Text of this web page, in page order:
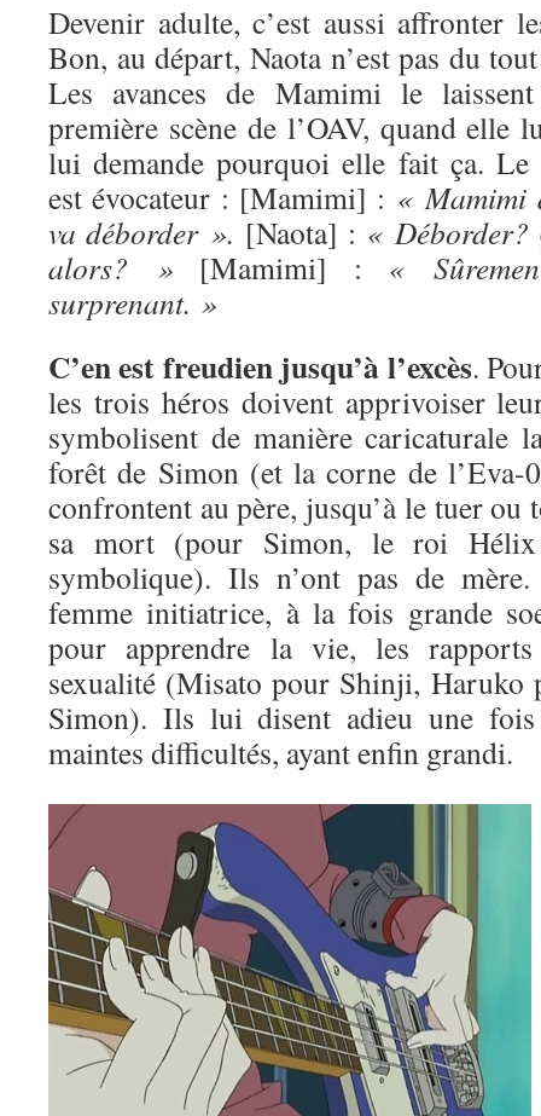
Devenir adulte, c’est aussi affronter
Bon, au départ, Naota n’est pas du
Les avances de Mamimi le
première scène de l’OAV, quand elle
lui demande pourquoi elle fait ça. Le
est évocateur : [Mamimi] : « Mamimi
va déborder ». [Naota] : « Déborder?
alors? » [Mamimi] : «
surprenant. »
C’en est freudien jusqu’à l’excès.
les trois héros doivent apprivoiser
symbolisent de manière caricaturale
forêt de Simon (et la corne de
confrontent au père, jusqu’à le tuer ou
sa mort (pour Simon, le roi
symbolique). Ils n’ont pas de
femme initiatrice, à la fois grande
pour apprendre la vie, les
sexualité (Misato pour Shinji, Haruko
Simon). Ils lui disent adieu une
maintes difficultés, ayant enfin grandi.